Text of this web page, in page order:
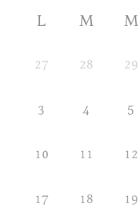
L M M
27 28 29
3 4 5
10 11 12
17 18 19